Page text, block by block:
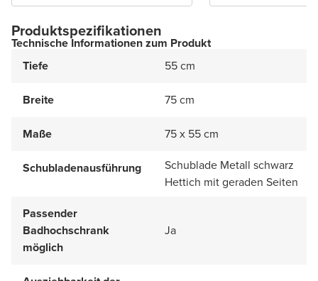
Produktspezifikationen
Technische Informationen zum Produkt
Tiefe
55 cm
Breite 75 cm
Maße 75 x 55 cm
Schubladenausführung
Schublade Metall schwarz
Hettich mit geraden Seiten
Passender
Badhochschrank
möglich
Ja